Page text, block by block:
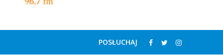
POSŁUCHAJ